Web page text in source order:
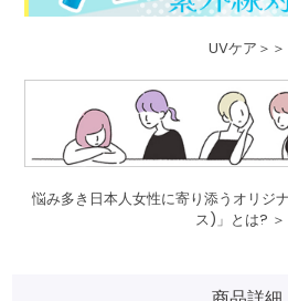
UVケア＞＞
悩み多き日本人女性に寄り添うオリジ
ス)」とは? ＞